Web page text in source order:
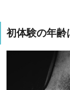
初体験の年齢